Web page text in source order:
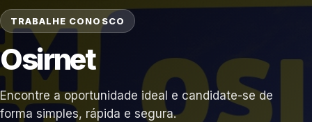
TRABALHE CONOSCO
Osirnet
Encontre a oportunidade ideal e candidate-se de
forma simples, rápida e segura.